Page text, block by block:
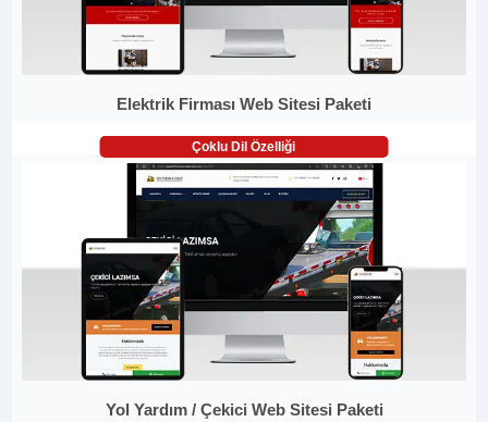
Elektrik Firması Web Sitesi Paketi
Çoklu Dil Özelliği
Yol Yardım / Çekici Web Sitesi Paketi